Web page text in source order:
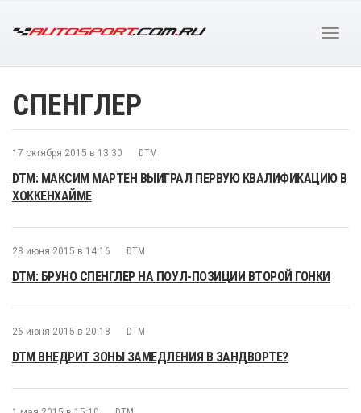
СПЕНГЛЕР
17 октября 2015 в 13:30 DTM
DTM: МАКСИМ МАРТЕН ВЫИГРАЛ ПЕРВУЮ КВАЛИФИКАЦИЮ В
ХОККЕНХАЙМЕ
28 июня 2015 в 14:16 DTM
DTM: БРУНО СПЕНГЛЕР НА ПОУЛ-ПОЗИЦИИ ВТОРОЙ ГОНКИ
26 июня 2015 в 20:18 DTM
DTM ВНЕДРИТ ЗОНЫ ЗАМЕДЛЕНИЯ В ЗАНДВОРТЕ?